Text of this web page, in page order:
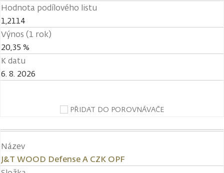
Hodnota podílového listu
1,2114
Výnos (1 rok)
20,35 %
K datu
6. 8. 2026
PŘIDAT DO POROVNÁVAČE
Název
J&T WOOD Defense A CZK OPF